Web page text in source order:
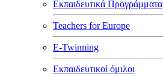
Εκπαιδευτικά Προγράμματα
Teachers for Europe
E-Twinning
Εκπαιδευτικοί όμιλοι